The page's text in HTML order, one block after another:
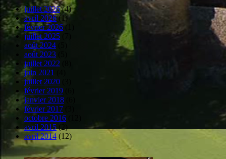
juillet 2026(4)
avril 2026(1)
février 2026(1)
juillet 2025
août 2024
août 2023
juillet 2022
juin 2021
juillet 2020
février 2019
janvier 2018
février 2017
octobre 2016
avril 2015
avril 2014 (12)